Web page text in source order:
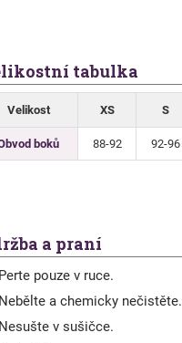
tabulka
Velikost XS S
boků 88-92 92-96
a praní
Perte pouze v ruce.
Nebělte a chemicky nečistěte.
Nesušte v sušičce.